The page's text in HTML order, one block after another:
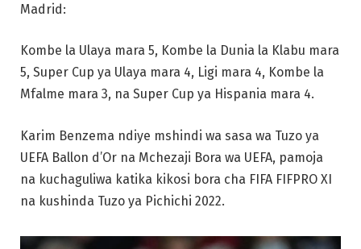
Madrid:
Kombe la Ulaya mara 5, Kombe la Dunia la Klabu mara
5, Super Cup ya Ulaya mara 4, Ligi mara 4, Kombe la
Mfalme mara 3, na Super Cup ya Hispania mara 4.
Karim Benzema ndiye mshindi wa sasa wa Tuzo ya
UEFA Ballon d’Or na Mchezaji Bora wa UEFA, pamoja
na kuchaguliwa katika kikosi bora cha FIFA FIFPRO XI
na kushinda Tuzo ya Pichichi 2022.